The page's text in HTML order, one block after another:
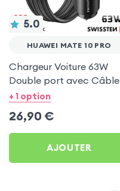
5.0
HUAWEI MATE 10 PRO
Chargeur Voiture 63W
Double port avec Câble
USB C 1m pour Huawei
+ 1 option
26,90 €
AJOUTER